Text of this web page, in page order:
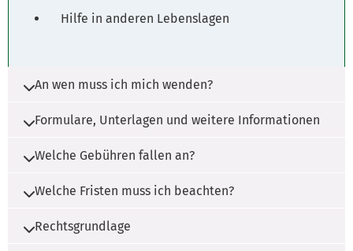
Hilfe in anderen Lebenslagen
An wen muss ich mich wenden?
Die Zuständigkeit liegt beim Landkreis und der
Ihren Wohnsitz haben.
Formulare, Unterlagen und weitere Informationen
Es werden ggf. Unterlagen benötigt. Wenden
Welche Gebühren fallen an?
Es fallen ggf. Gebühren an. Wenden Sie sich
Welche Fristen muss ich beachten?
Die Hilfen setzen – mit Ausnahme der
Rechtsgrundlage